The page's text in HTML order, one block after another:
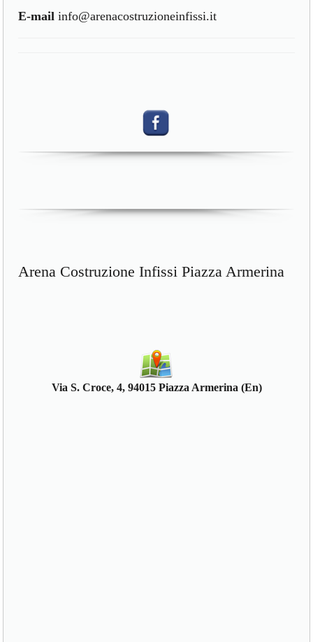
E-mail info@arenacostruzioneinfissi.it
Arena Costruzione Infissi Piazza Armerina
Via S. Croce, 4, 94015 Piazza Armerina (En)